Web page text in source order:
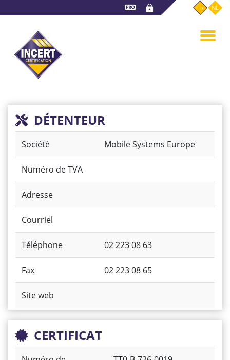
au
principal
FR NL
DÉTENTEUR
Société Mobile Systems Europe
Numéro de TVA
Adresse
Courriel
Téléphone 02 223 08 63
Fax 02 223 08 65
Site web
CERTIFICAT